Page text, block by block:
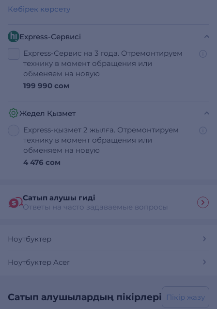
Көбірек көрсету
Express-Сервисі
Express-Сервис на 3 года. Отремонтируем
технику в момент обращения или
обменяем на новую
199 990 сом
Жедел Қызмет
Express-қызмет 2 жылға. Отремонтируем
технику в момент обращения или
обменяем на новую
4 476 сом
Сатып алушы гиді
Ответы на часто задаваемые вопросы
Ноутбуктер
Ноутбуктер Acer
Сатып алушылардың пікірлері Пікір жазу